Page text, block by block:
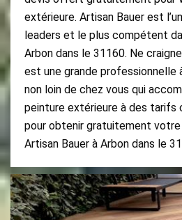
extérieure. Artisan Bauer est
leaders et le plus compétent
Arbon dans le 31160. Ne
est une grande professionnelle
non loin de chez vous qui
peinture extérieure à des tarifs
pour obtenir gratuitement votre
Artisan Bauer à Arbon dans le